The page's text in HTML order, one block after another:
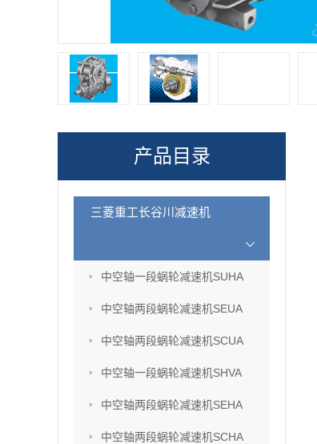
产品目录
三菱重工长谷川减速机
中空轴一段蜗轮减速机SUHA
中空轴两段蜗轮减速机SEUA
中空轴两段蜗轮减速机SCUA
中空轴一段蜗轮减速机SHVA
中空轴两段蜗轮减速机SEHA
中空轴两段蜗轮减速机SCHA